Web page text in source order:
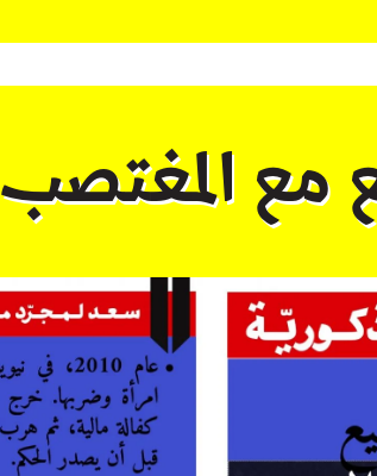
مع المغتصب